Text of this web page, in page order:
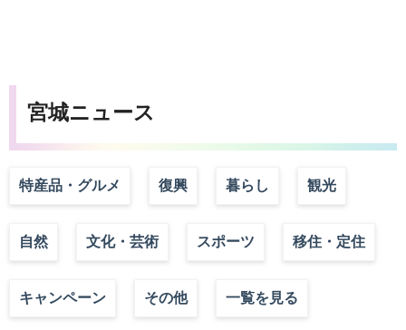
宮城ニュース
特産品・グルメ 復興 暮らし 観光
自然 文化・芸術 スポーツ 移住・定住
キャンペーン その他 一覧を見る